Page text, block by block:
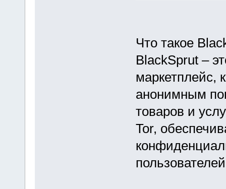
Что такое
BlackSprut –
маркетплейс,
анонимным
товаров и
Tor,